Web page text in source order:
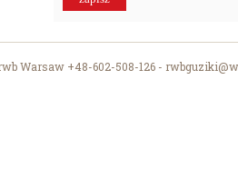
Warsaw +48-602-508-126 -